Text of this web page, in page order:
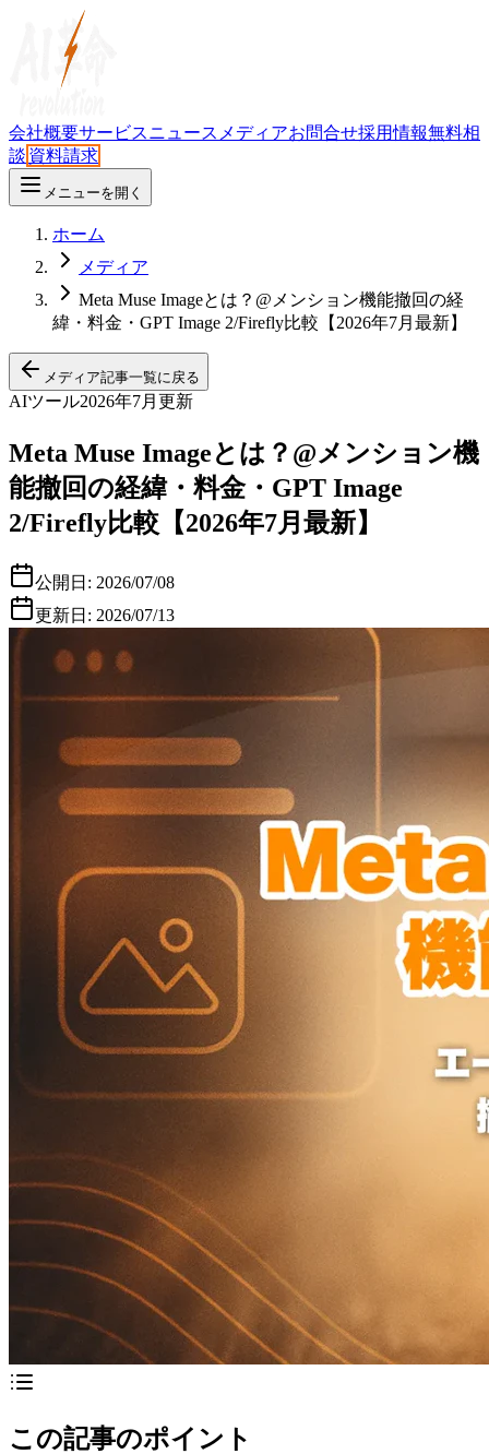
会社概要サービスニュース メディアお問合せ採用情報無料相
談 資料請求
メニューを開く
ホーム
メディア
Meta Muse Imageとは？@メンション機能撤回の経
緯・料金・GPT Image 2/Firefly比較【2026年7月最新】
メディア記事一覧に戻る
AIツール2026年7月更新
Meta Muse Imageとは？@メンション機
能撤回の経緯・料金・GPT Image
2/Firefly比較【2026年7月最新】
公開日: 2026/07/08
更新日: 2026/07/13
この記事のポイント